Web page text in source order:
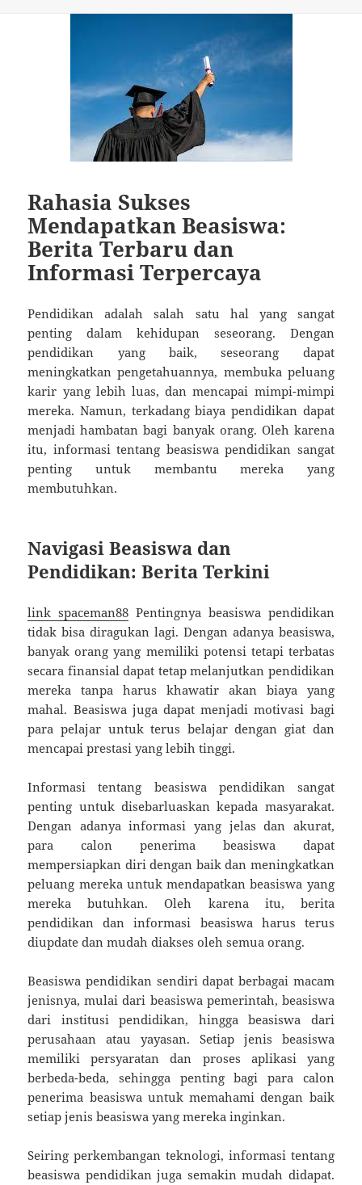
Rahasia Sukses
Mendapatkan Beasiswa:
Berita Terbaru dan
Informasi Terpercaya
Pendidikan adalah salah satu hal yang sangat
penting dalam kehidupan seseorang. Dengan
pendidikan yang baik, seseorang dapat
meningkatkan pengetahuannya, membuka peluang
karir yang lebih luas, dan mencapai mimpi-mimpi
mereka. Namun, terkadang biaya pendidikan dapat
menjadi hambatan bagi banyak orang. Oleh karena
itu, informasi tentang beasiswa pendidikan sangat
penting untuk membantu mereka yang
membutuhkan.
Navigasi Beasiswa dan
Pendidikan: Berita Terkini
link spaceman88 Pentingnya beasiswa pendidikan
tidak bisa diragukan lagi. Dengan adanya beasiswa,
banyak orang yang memiliki potensi tetapi terbatas
secara finansial dapat tetap melanjutkan pendidikan
mereka tanpa harus khawatir akan biaya yang
mahal. Beasiswa juga dapat menjadi motivasi bagi
para pelajar untuk terus belajar dengan giat dan
mencapai prestasi yang lebih tinggi.
Informasi tentang beasiswa pendidikan sangat
penting untuk disebarluaskan kepada masyarakat.
Dengan adanya informasi yang jelas dan akurat,
para calon penerima beasiswa dapat
mempersiapkan diri dengan baik dan meningkatkan
peluang mereka untuk mendapatkan beasiswa yang
mereka butuhkan. Oleh karena itu, berita
pendidikan dan informasi beasiswa harus terus
diupdate dan mudah diakses oleh semua orang.
Beasiswa pendidikan sendiri dapat berbagai macam
jenisnya, mulai dari beasiswa pemerintah, beasiswa
dari institusi pendidikan, hingga beasiswa dari
perusahaan atau yayasan. Setiap jenis beasiswa
memiliki persyaratan dan proses aplikasi yang
berbeda-beda, sehingga penting bagi para calon
penerima beasiswa untuk memahami dengan baik
setiap jenis beasiswa yang mereka inginkan.
Seiring perkembangan teknologi, informasi tentang
beasiswa pendidikan juga semakin mudah didapat.